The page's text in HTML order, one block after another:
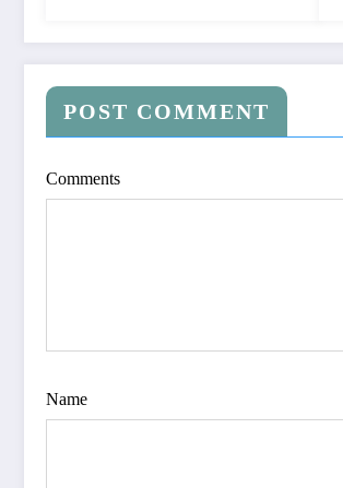
POST COMMENT
Comments
Name